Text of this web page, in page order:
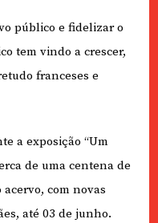
público e fidelizar o
tem vindo a crescer,
franceses e
a exposição “Um
de uma centena de
com novas
até 03 de junho.